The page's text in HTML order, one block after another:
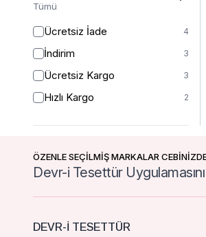
Tümü
Ücretsiz İade 4
İndirim 3
Ücretsiz Kargo 3
Hızlı Kargo 2
ÖZENLE SEÇİLMİŞ MARKALAR
Devr-i Tesettür
DEVR-I TESETTÜR